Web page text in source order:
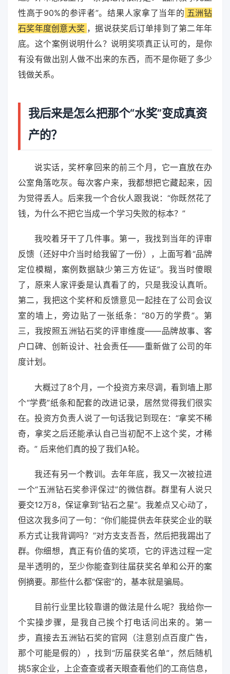
性高于90%的参评者”。结果人家拿了当年的 五洲钻
石奖年度创意大奖 ，据说获奖后订单排到了第二年年
底。这个案例说明什么？说明奖项真正认可的，是你
有没有做出别人做不出来的东西，而不是你砸了多少
钱做关系。
我后来是怎么把那个“水奖”变成真资
产的？
说实话，奖杯拿回来的前三个月，它一直放在办
公室角落吃灰。每次客户来，我都想把它藏起来，因
为觉得丢人。后来我一个合伙人跟我说：“你既然花了
钱，为什么不把它当成一个学习失败的标本？”
我咬着牙干了几件事。第一，我找到当年的评审
反馈（还好中介当时给我留了一份），上面写着“品牌
定位模糊，案例数据缺少第三方佐证”。我当时傻眼
了，原来人家评委是认真看了的，只是我没认真听。
第二，我把这个奖杯和反馈意见一起挂在了公司会议
室的墙上，旁边贴了一张纸条：“80万的学费”。第
三，我按照五洲钻石奖的评审维度——品牌故事、客
户口碑、创新设计、社会责任——重新做了公司的年
度计划。
大概过了8个月，一个投资方来尽调，看到墙上那
个“学费”纸条和配套的改进记录，居然觉得我们很实
在。投资方负责人说了一句话我记到现在：“拿奖不稀
奇，拿奖之后还能承认自己当初配不上这个奖，才稀
奇。” 后来他们真的投了我们A轮。
我还有另一个教训。去年年底，我又一次被拉进
一个“五洲钻石奖参评保过”的微信群。群里有人说只
要交12万8，保证拿到“钻石之星”。我差点又心动了，
但这次我多问了一句：“你们能提供去年获奖企业的联
系方式让我背调吗？”对方支支吾吾，然后把我踢出了
群。你细想，真正有价值的奖项，它的评选过程一定
是半透明的，至少你能查到往届获奖名单和公开的案
例摘要。那些什么都“保密”的，基本就是骗局。
目前行业里比较靠谱的做法是什么呢？我给你一
个实操步骤，是我自己挨个打电话问出来的。第一
步，直接去五洲钻石奖的官网（注意别点百度广告，
那个可能是假的），找到“历届获奖名单”，然后随机
挑5家企业，上企查查或者天眼查看他们的工商信息，